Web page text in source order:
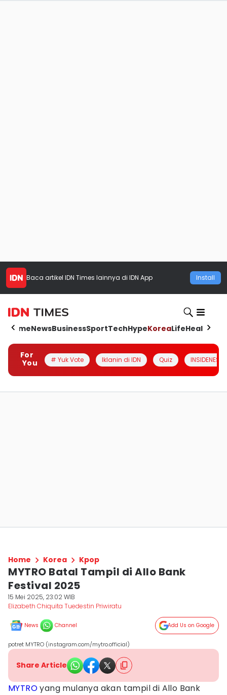
Baca artikel IDN Times lainnya di IDN App Install
HomeNewsBusinessSportTechHypeKoreaLifeHealth
For
You
# Yuk Vote Iklanin di IDN Quiz INSIDENESIA
Home Korea Kpop
MYTRO Batal Tampil di Allo Bank
Festival 2025
15 Mei 2025, 23:02 WIB
Elizabeth Chiquita Tuedestin Priwiratu
News Channel Add Us on Google
potret MYTRO (instagram.com/mytro.official)
Share Article
MYTROyang mulanya akan tampil di Allo Bank